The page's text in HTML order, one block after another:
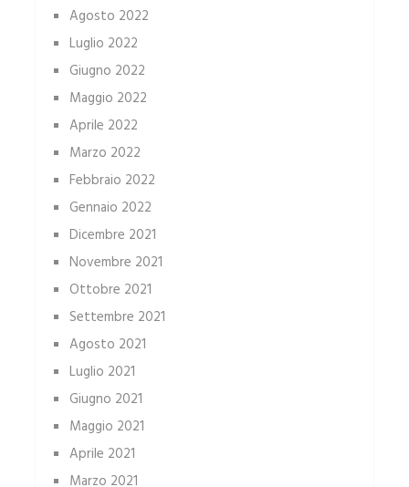
Agosto 2022
Luglio 2022
Giugno 2022
Maggio 2022
Aprile 2022
Marzo 2022
Febbraio 2022
Gennaio 2022
Dicembre 2021
Novembre 2021
Ottobre 2021
Settembre 2021
Agosto 2021
Luglio 2021
Giugno 2021
Maggio 2021
Aprile 2021
Marzo 2021